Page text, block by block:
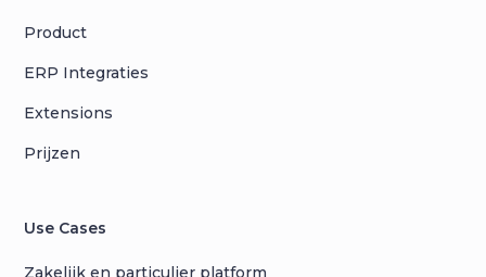
Product
ERP Integraties
Extensions
Prijzen
Use Cases